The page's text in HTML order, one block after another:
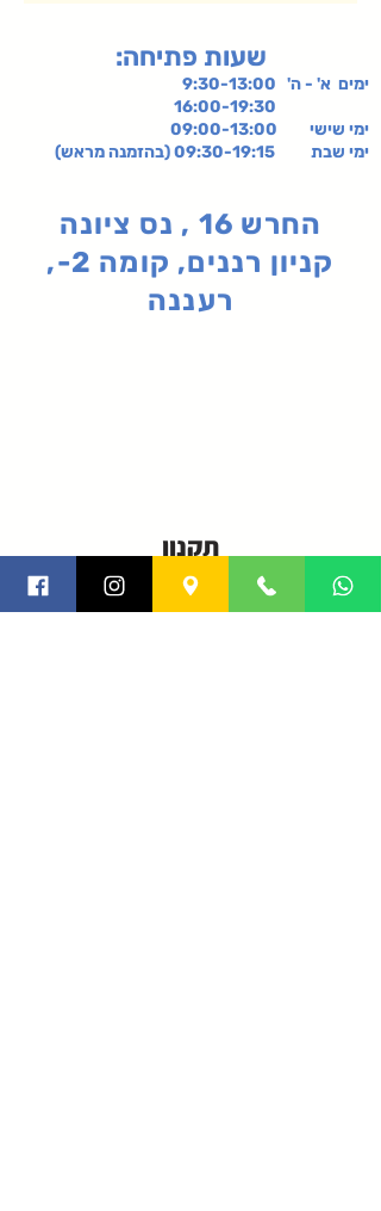
:שעות פתיחה
ימים א' - ה' 9:30-13:00
ימי שישי 09:00-13:00
ימי שבת 09:30-19:15 (בהזמנה מראש)
החרש 16 , נס ציונה
קניון רננים, קומה 2-,
רעננה
תקנון